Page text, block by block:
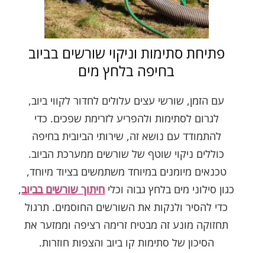
פתיחת סתימות וניקוי שורשים בביוב
בחיפה בלחץ מים
עם הזמן, שורשי עצים עלולים לחדור לקווי ביוב,
לגרום לסתימות ולהפריע לזרימת שפכים. כדי
להתמודד עם נושא זה, שירותי הביובית בחיפה
כוללים ניקוי שוטף של שורשים ממערכת הביוב.
טכנאים מיומנים במיוחד משתמשים בציוד מיוחד,
כגון סילוני מים בלחץ גבוה וכלי חיתוך שורשים בביוב,
כדי להסיר ולנקות את השורשים החוסמים. תרגול
תחזוקה מונע זה מבטיח זרימה רציפה וממזער את
הסיכון של סתימות קו ביוב והצפות חוזרות.